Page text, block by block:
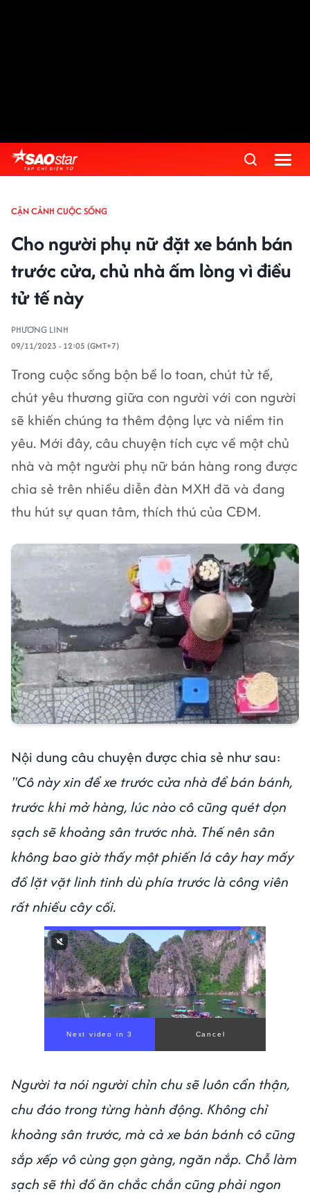
CẬN CẢNH CUỘC SỐNG
Cho người phụ nữ đặt xe bánh bán
trước cửa, chủ nhà ấm lòng vì điều
tử tế này
PHƯƠNG LINH
09/11/2023 - 12:05 (GMT+7)
Trong cuộc sống bộn bề lo toan, chút tử tế,
chút yêu thương giữa con người với con người
sẽ khiến chúng ta thêm động lực và niềm tin
yêu. Mới đây, câu chuyện tích cực về một chủ
nhà và một người phụ nữ bán hàng rong được
chia sẻ trên nhiều diễn đàn MXH đã và đang
thu hút sự quan tâm, thích thú của CĐM.
Nội dung câu chuyện được chia sẻ như sau:
"Cô này xin để xe trước cửa nhà để bán bánh,
trước khi mở hàng, lúc nào cô cũng quét dọn
sạch sẽ khoảng sân trước nhà. Thế nên sân
không bao giờ thấy một phiến lá cây hay mấy
đồ lặt vặt linh tinh dù phía trước là công viên
rất nhiều cây cối.
Người ta nói người chỉn chu sẽ luôn cẩn thận,
chu đáo trong từng hành động. Không chỉ
khoảng sân trước, mà cả xe bán bánh cô cũng
sắp xếp vô cùng gọn gàng, ngăn nắp. Chỗ làm
sạch sẽ thì đồ ăn chắc chắn cũng phải ngon